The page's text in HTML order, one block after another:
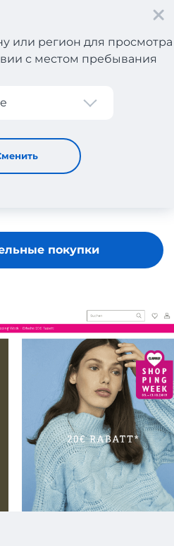
или регион для просмотра
с местом пребывания
покупки